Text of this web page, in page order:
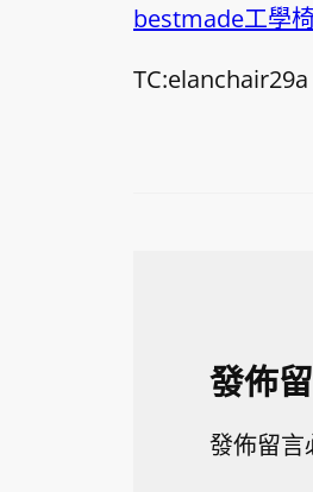
bestmade工學
發佈
發佈留言